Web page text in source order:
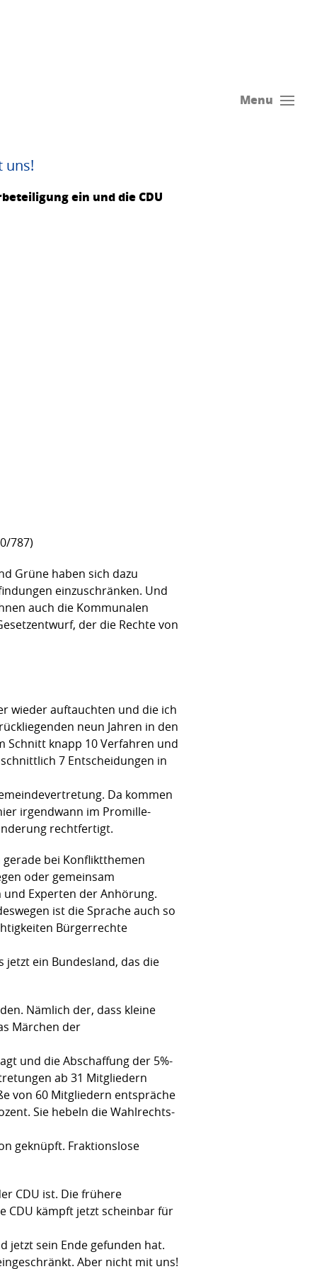
Menu
uns!
ein und die CDU
787)
Grüne haben sich dazu
einzuschränken. Und
auch die Kommunalen
der die Rechte von
wieder auftauchten und die ich
neun Jahren in den
Schnitt knapp 10 Verfahren und
7 Entscheidungen in
Da kommen
irgendwann im Promille-
rechtfertigt.
bei Konfliktthemen
oder gemeinsam
und Experten der Anhörung.
ist die Sprache auch so
Bürgerrechte
ein Bundesland, das die
Nämlich der, dass kleine
Märchen der
und die Abschaffung der 5%-
ab 31 Mitgliedern
von 60 Mitgliedern entspräche
Sie hebeln die Wahlrechts-
geknüpft. Fraktionslose
CDU ist. Die frühere
CDU kämpft jetzt scheinbar für
jetzt sein Ende gefunden hat.
Aber nicht mit uns!